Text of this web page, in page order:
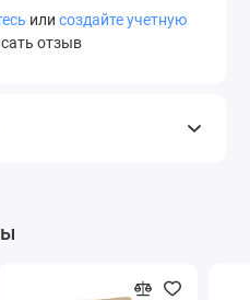
или создайте учетную
отзыв